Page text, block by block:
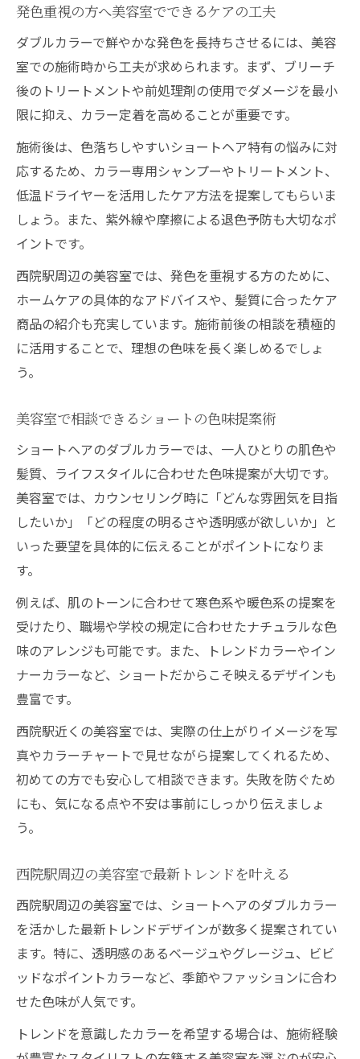
発色重視の方へ美容室でできるケアの工夫
ダブルカラーで鮮やかな発色を長持ちさせるには、美容
室での施術時から工夫が求められます。まず、ブリーチ
後のトリートメントや前処理剤の使用でダメージを最小
限に抑え、カラー定着を高めることが重要です。
施術後は、色落ちしやすいショートヘア特有の悩みに対
応するため、カラー専用シャンプーやトリートメント、
低温ドライヤーを活用したケア方法を提案してもらいま
しょう。また、紫外線や摩擦による退色予防も大切なポ
イントです。
西院駅周辺の美容室では、発色を重視する方のために、
ホームケアの具体的なアドバイスや、髪質に合ったケア
商品の紹介も充実しています。施術前後の相談を積極的
に活用することで、理想の色味を長く楽しめるでしょ
う。
美容室で相談できるショートの色味提案術
ショートヘアのダブルカラーでは、一人ひとりの肌色や
髪質、ライフスタイルに合わせた色味提案が大切です。
美容室では、カウンセリング時に「どんな雰囲気を目指
したいか」「どの程度の明るさや透明感が欲しいか」と
いった要望を具体的に伝えることがポイントになりま
す。
例えば、肌のトーンに合わせて寒色系や暖色系の提案を
受けたり、職場や学校の規定に合わせたナチュラルな色
味のアレンジも可能です。また、トレンドカラーやイン
ナーカラーなど、ショートだからこそ映えるデザインも
豊富です。
西院駅近くの美容室では、実際の仕上がりイメージを写
真やカラーチャートで見せながら提案してくれるため、
初めての方でも安心して相談できます。失敗を防ぐため
にも、気になる点や不安は事前にしっかり伝えましょ
う。
西院駅周辺の美容室で最新トレンドを叶える
西院駅周辺の美容室では、ショートヘアのダブルカラー
を活かした最新トレンドデザインが数多く提案されてい
ます。特に、透明感のあるベージュやグレージュ、ビビ
ッドなポイントカラーなど、季節やファッションに合わ
せた色味が人気です。
トレンドを意識したカラーを希望する場合は、施術経験